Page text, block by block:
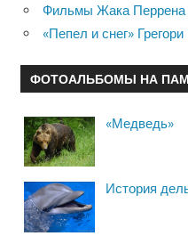
Фильмы Жака Перрена
«Пепел и снег»
ФОТОАЛЬБОМЫ НА
«Медведь»
История